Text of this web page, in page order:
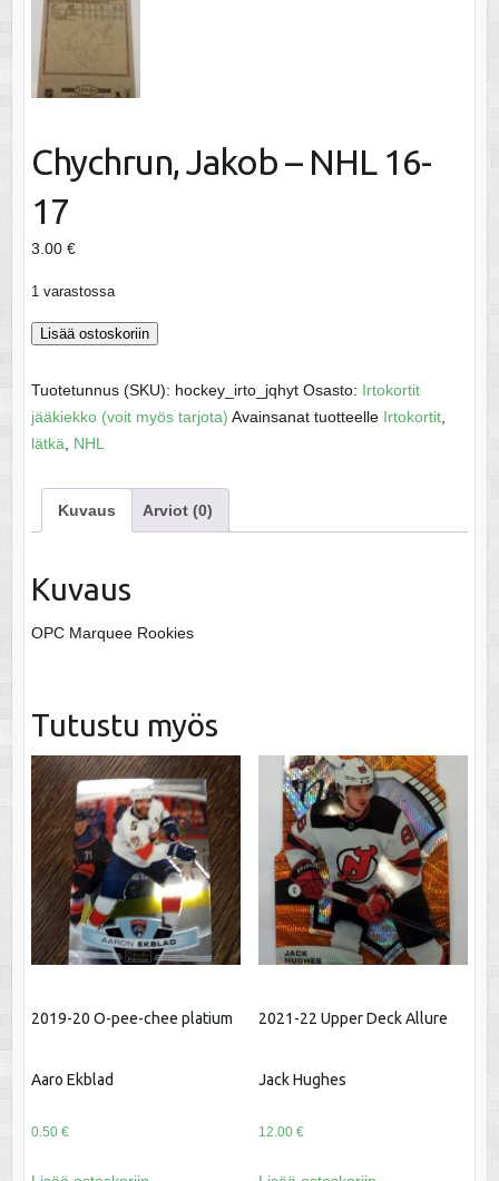
Chychrun, Jakob – NHL 16-
17
3.00 €
1 varastossa
Chychrun,
-
NHL
16-
määrä
Lisää ostoskoriin
Tuotetunnus (SKU): hockey_irto_jqhyt Osasto: Irtokortit
jääkiekko (voit myös tarjota) Avainsanat tuotteelle Irtokortit,
lätkä
NHL
Kuvaus Arviot (0)
Kuvaus
OPC Marquee Rookies
Tutustu myös
2019-20 O-pee-chee platium
Aaro Ekblad
0.50 €
2021-22 Upper Deck Allure
Jack Hughes
12.00 €